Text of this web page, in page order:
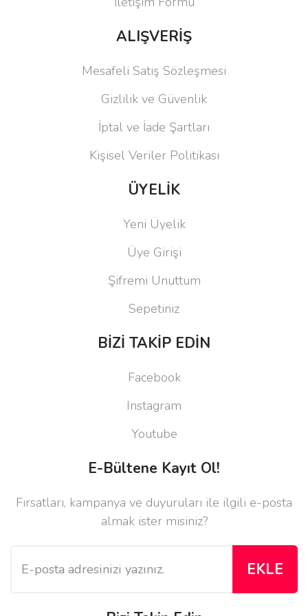
ALIŞVERİŞ
Mesafeli Satış Sözleşmesi
Gizlilik ve Güvenlik
İptal ve İade Şartları
Kişisel Veriler Politikası
ÜYELİK
Yeni Üyelik
Üye Girişi
Şifremi Unuttum
Sepetiniz
BİZİ TAKİP EDİN
Facebook
Instagram
Youtube
E-Bültene Kayıt Ol!
Fırsatları, kampanya ve duyuruları ile ilgili e-posta
almak ister misiniz?
EKLE